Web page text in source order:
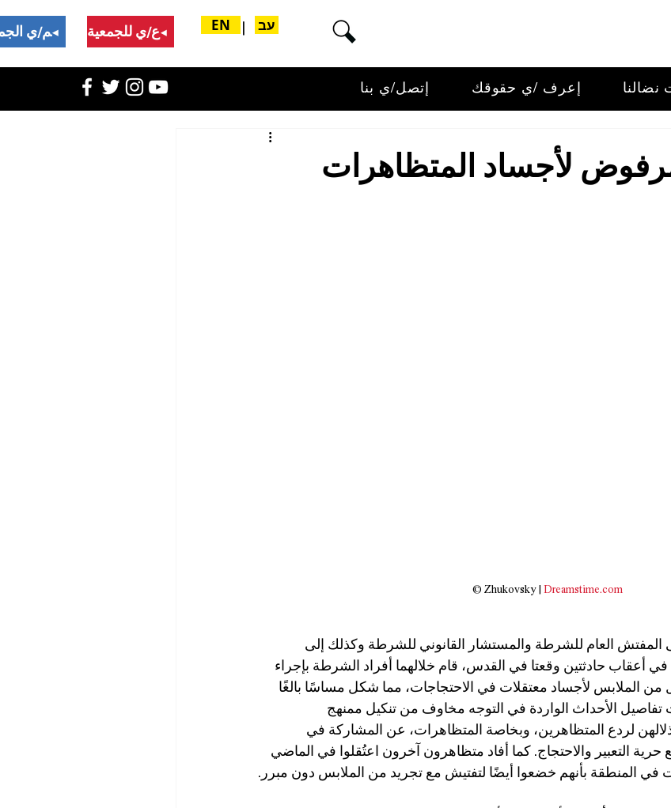
ادعم/ي الجمعية تبرع/ي للجمعية EN עב
نضالنا إعرف /ي حقوقك إتصل/ي بنا
لأجساد المتظاهرات
Zhukovsky | Dreamstime.com
©
المفتش العام للشرطة والمستشار القانوني للشرطة وكذلك إلى
في أعقاب حادثتين وقعتا في القدس، قام خلالهما أفراد الشرطة بإجراء
الملابس لأجساد معتقلات في الاحتجاجات، مما شكل مساسًا بالغًا
الأحداث الواردة في التوجه مخاوف من تنكيل ممنهج
لردع المتظاهرين، وبخاصة المتظاهرات، عن المشاركة في
التعبير والاحتجاج. كما أفاد متظاهرون آخرون اعتُقلوا في الماضي
المنطقة بأنهم خضعوا أيضًا لتفتيش مع تجريد من الملابس دون مبرر.